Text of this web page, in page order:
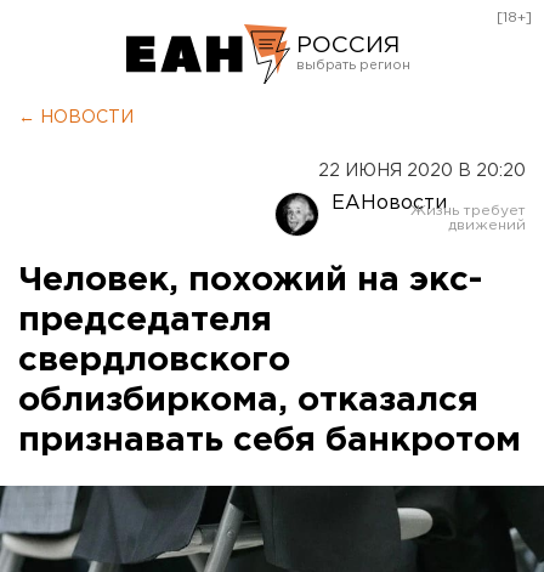
РОССИЯ
Оренбург
[18+]
← НОВОСТИ
22 ИЮНЯ 2020 В 20:20
ЕАНовости
Человек, похожий на экс-
председателя
свердловского
облизбиркома, отказался
признавать себя банкротом